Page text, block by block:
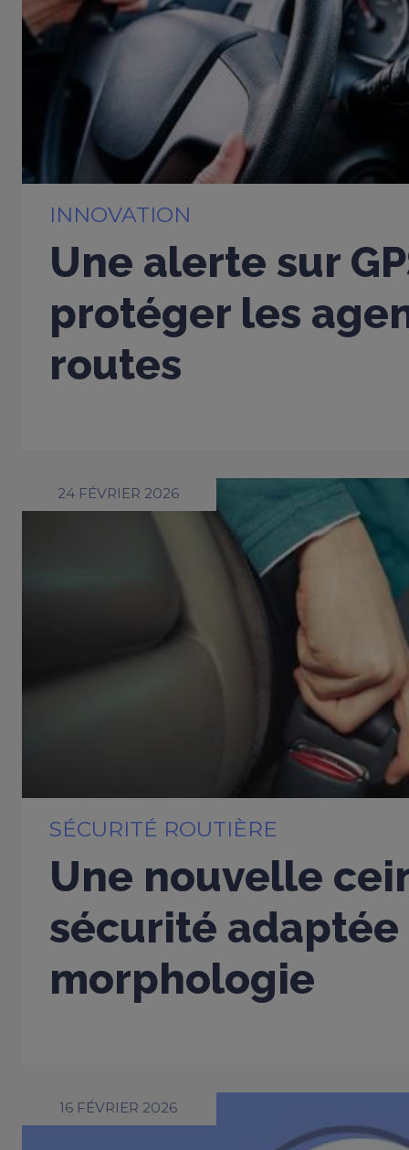
INNOVATION
Une alerte sur
protéger les
routes
24 FÉVRIER 2026
SÉCURITÉ ROUTIÈRE
Une nouvelle
sécurité adaptée
morphologie
16 FÉVRIER 2026